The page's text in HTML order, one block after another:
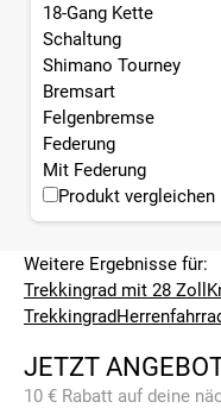
18-Gang Kette
Schaltung
Shimano Tourney
Bremsart
Felgenbremse
Federung
Mit Federung
Produkt vergleichen
Weitere Ergebnisse für:
Trekkingrad mit 28 Zoll
Trekkingrad
JETZT
10 € Rabatt auf deine